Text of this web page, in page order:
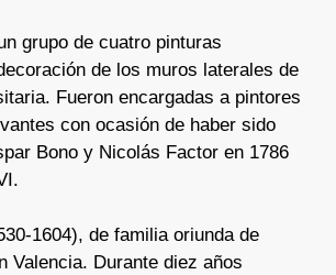
grupo de cuatro pinturas
de los muros laterales de
Fueron encargadas a pintores
con ocasión de haber sido
Bono y Nicolás Factor en 1786
1604), de familia oriunda de
Valencia. Durante diez años